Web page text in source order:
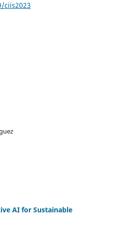
ciis2023
AI for Sustainable